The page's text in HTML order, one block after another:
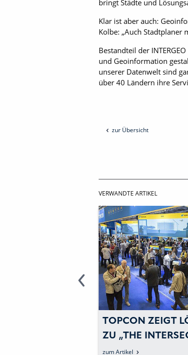
bringt Städte und
Klar ist aber auch:
Kolbe: „Auch Stadtplaner
Bestandteil der
und Geoinformation
unserer Datenwelt sind
über 40 Ländern ihre
zur Übersicht
VERWANDTE ARTIKEL
MEHR ALS 17 000
BEI DER
SMARTE
zum Artikel